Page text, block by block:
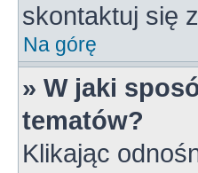
skontaktuj się
Na górę
» W jaki
tematów?
Klikając